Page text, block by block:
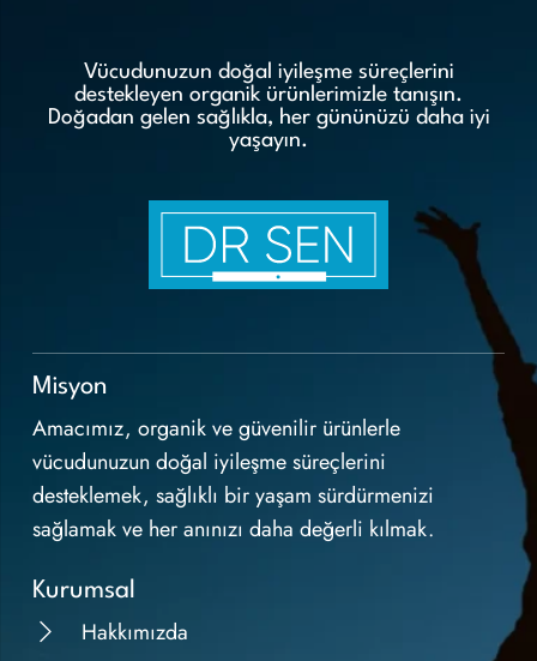
Vücudunuzun doğal iyileşme süreçlerini
destekleyen organik ürünlerimizle tanışın.
Doğadan gelen sağlıkla, her gününüzü daha iyi
yaşayın.
Misyon
Amacımız, organik ve güvenilir ürünlerle
vücudunuzun doğal iyileşme süreçlerini
desteklemek, sağlıklı bir yaşam sürdürmenizi
sağlamak ve her anınızı daha değerli kılmak.
Kurumsal
Hakkımızda